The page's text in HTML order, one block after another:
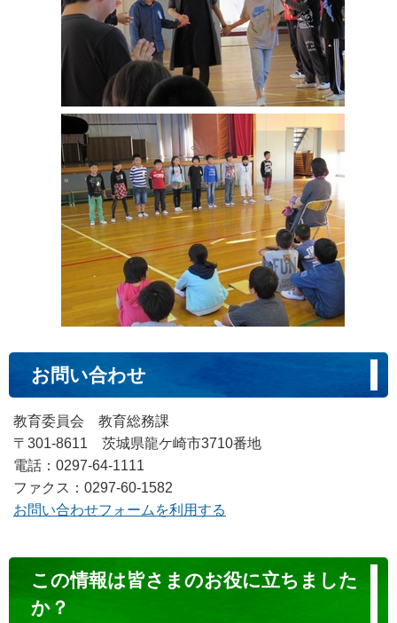
お問い合わせ
教育委員会 教育総務課
〒301-8611 茨城県龍ケ崎市3710番地
電話：0297-64-1111
ファクス：0297-60-1582
お問い合わせフォームを利用する
ン
この情報は皆さまのお役に立ちました
か？